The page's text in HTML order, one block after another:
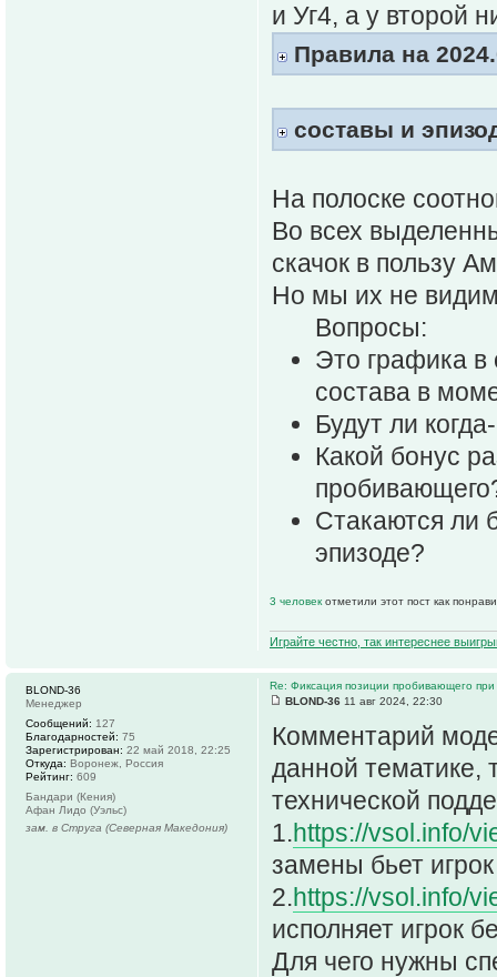
и Уг4, а у второй
Правила на
составы и
На полоске
Во всех
скачок в пользу
Но мы их не
Вопросы:
Это графика в
состава в
Будут ли
Какой бонус
Стакаются ли
эпизоде?
3 человекотметили этот пост как
Играйте честно, так интереснее
Re: Фиксация позиции пробивающего
BLOND-36 11 авг 2024, 22:30
Комментарий
данной тематике,
технической
1.https://vsol.info/
замены бьет
2.https://vsol.info/
исполняет игрок
Для чего нужны
BLOND-36
Менеджер
Сообщений: 127
Благодарностей: 75
Зарегистрирован: 22 май 2018, 22:25
Откуда: Воронеж, Россия
Рейтинг: 609
Бандари (Кения)
Афан Лидо (Уэльс)
зам. в Струга (Северная Македония)